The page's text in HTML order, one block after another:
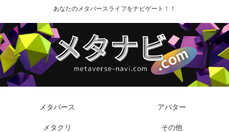
あなたのメタバースライフをナビゲート！！
メタバース アバター
メタクリ その他